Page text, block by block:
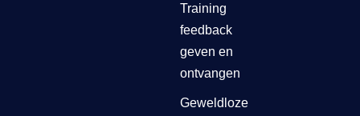
Training
feedback
geven en
ontvangen
Geweldloze